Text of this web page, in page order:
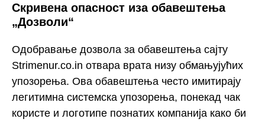
Скривена опасност иза обавештења
„Дозволи“
Одобравање дозвола за обавештења сајту
Strimenur.co.in отвара врата низу обмањујућих
упозорења. Ова обавештења често имитирају
легитимна системска упозорења, понекад чак
користе и логотипе познатих компанија како би